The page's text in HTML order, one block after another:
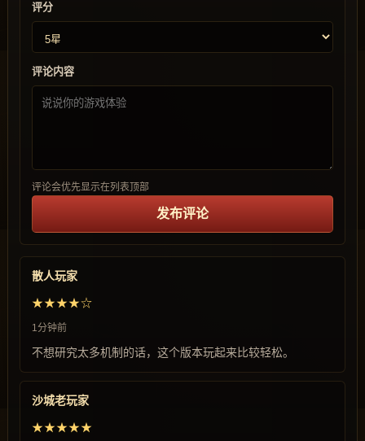
评分
评论内容
评论会优先显示在列表顶部
发布评论
散人玩家
★★★★☆
1分钟前
不想研究太多机制的话，这个版本玩起来比较轻松。
沙城老玩家
★★★★★